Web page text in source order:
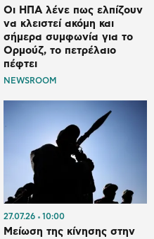
Οι ΗΠΑ λένε πως ελπίζουν
να κλειστεί ακόμη και
σήμερα συμφωνία για το
Ορμούζ, το πετρέλαιο
πέφτει
NEWSROOM
27.07.26 10:00
Μείωση της κίνησης στην